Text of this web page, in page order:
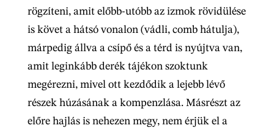
rögzíteni, amit előbb-utóbb az izmok rövidülése
is követ a hátsó vonalon (vádli, comb hátulja),
márpedig állva a csípő és a térd is nyújtva van,
amit leginkább derék tájékon szoktunk
megérezni, mivel ott kezdődik a lejebb lévő
részek húzásának a kompenzlása. Másrészt az
előre hajlás is nehezen megy, nem érjük el a